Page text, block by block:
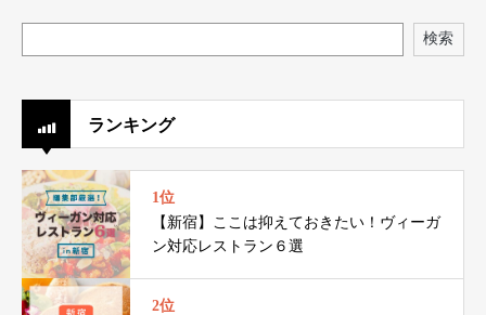
検索
ランキング
1位
【新宿】ここは抑えておきたい！ヴィーガ
ン対応レストラン６選
2位